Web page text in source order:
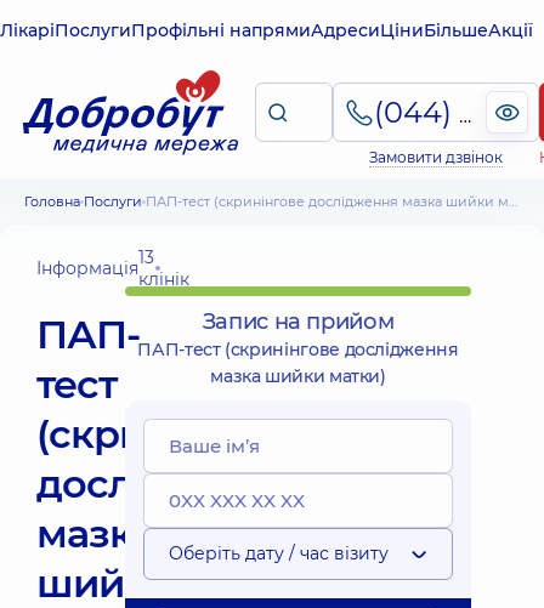
ЛікаріПослугиПрофільні напрямиАдресиЦіниБільшеАкції
(044) 495-2-888
Замовити дзвінок
Головна Послуги ПАП-тест (скринінгове дослідження мазка шийки матки)
Інформація13
клінік
ПАП-
тест
(скринінгове
дослідження
мазка
шийки
Запис на прийом
ПАП-тест (скринінгове дослідження
мазка шийки матки)
Оберіть дату / час візиту